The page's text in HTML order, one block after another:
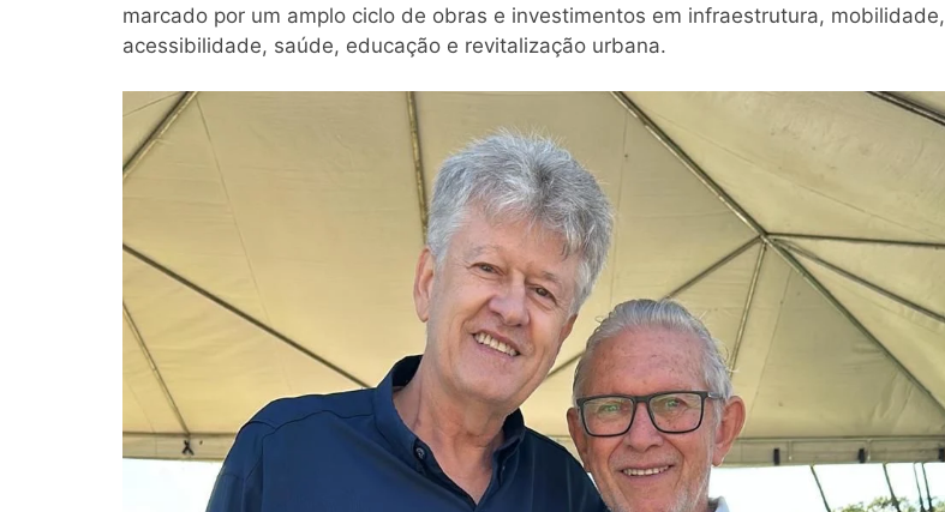
marcado por um amplo ciclo de obras e investimentos em infraestrutura, mobilidade,
acessibilidade, saúde, educação e revitalização urbana.